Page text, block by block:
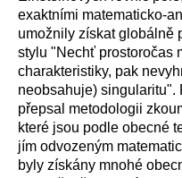
exaktními matematicko-
umožnily získat globálně
stylu "Nechť prostoročas
charakteristiky, pak
neobsahuje) singularitu".
přepsal metodologii
které jsou podle obecné
jím odvozeným
byly získány mnohé